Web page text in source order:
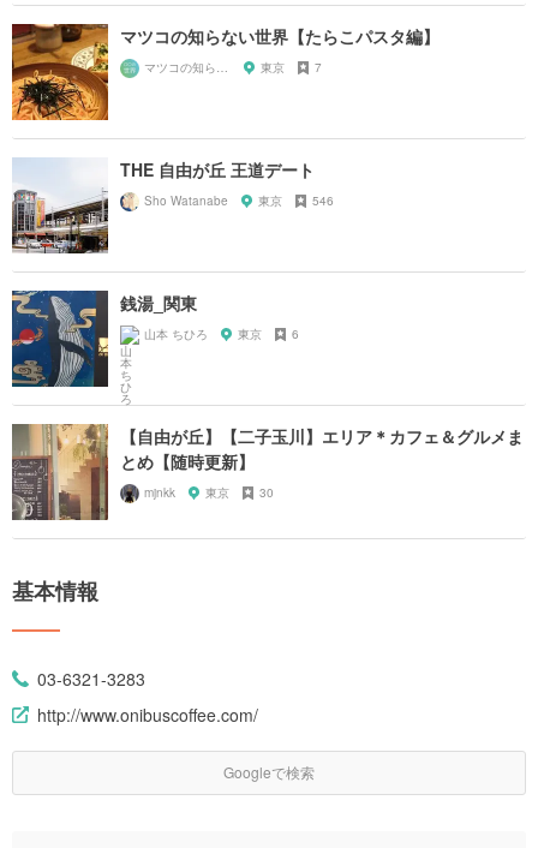
マツコの知らない世界【たらこパスタ編】
東京 7
THE 自由が丘 王道デート
Sho Watanabe 東京 546
銭湯_関東
山本 ちひろ 東京 6
【自由が丘】【二子玉川】エリア＊カフェ＆グルメま
とめ【随時更新】
mjnkk 東京 30
基本情報
03-6321-3283
http://www.onibuscoffee.com/
Googleで検索